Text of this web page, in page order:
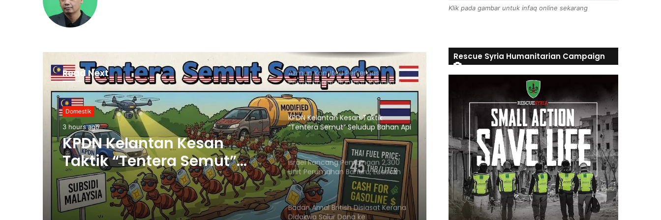
Read Next
Domestik
3 hours ago
KPDN Kelantan Kesan
Taktik “Tentera Semut”
Seludup Bahan Api
Bersubsidi di Sempadan
Azman Komited Perkemas
Penyampaian Bantuan Kebajikan
Penduduk di Ampang
KPDN Kelantan Kesan Taktik
“Tentera Semut” Seludup Bahan Api
Bersubsidi di Sempadan
Israel Rancang Pembinaan 2,300
Unit Perumahan Baharu, Luaskan
Penempatan Haram di
Baitulmaqdis Timur
Badan Amal British Disiasat Kerana
Didakwa Salur Dana ke
Klik pada gambar untuk infaq online sekarang
Rescue Syria Humanitarian Campaign